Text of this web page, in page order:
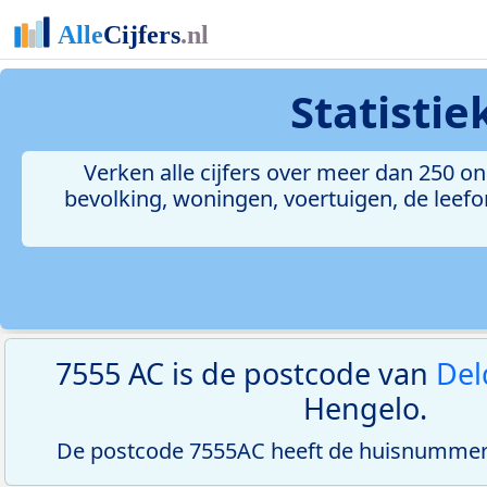
Verken alle cijfers over meer dan 250
bevolking, woningen, voertuigen, de
7555 AC is de postcode van
Hengelo.
De postcode 7555AC heeft de